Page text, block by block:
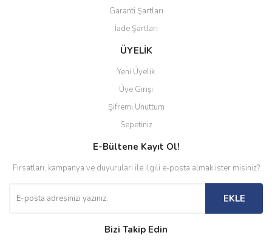
Garanti Şartları
İade Şartları
ÜYELİK
Yeni Üyelik
Üye Girişi
Şifremi Unuttum
Sepetiniz
E-Bültene Kayıt Ol!
Fırsatları, kampanya ve duyuruları ile ilgili e-posta almak ister misiniz?
EKLE
Bizi Takip Edin